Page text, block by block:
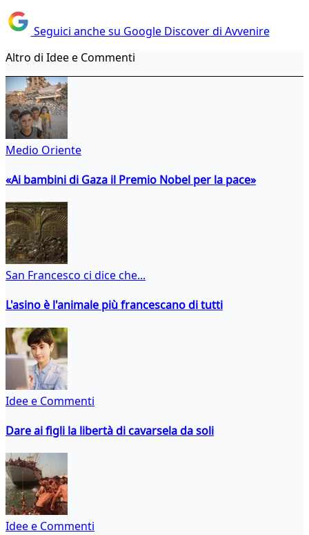
Seguici anche su Google Discover di Avvenire
Altro di Idee e Commenti
Medio Oriente
«Ai bambini di Gaza il Premio Nobel per la pace»
San Francesco ci dice che...
L'asino è l'animale più francescano di tutti
Idee e Commenti
Dare ai figli la libertà di cavarsela da soli
Idee e Commenti